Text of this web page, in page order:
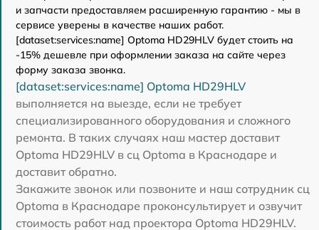
и запчасти предоставляем расширенную гарантию - мы в
сервисе уверены в качестве наших работ.
[dataset:services:name] Optoma HD29HLV будет стоить на
-15% дешевле при оформлении заказа на сайте через
форму заказа звонка.
[dataset:services:name] Optoma HD29HLV
выполняется на выезде, если не требует
специализированного оборудования и сложного
ремонта. В таких случаях наш мастер доставит
Optoma HD29HLV в сц Optoma в Краснодаре и
доставит обратно.
Закажите звонок или позвоните и наш сотрудник сц
Optoma в Краснодаре проконсультирует и озвучит
стоимость работ над проектора Optoma HD29HLV.